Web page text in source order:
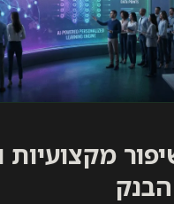
מקצועיות